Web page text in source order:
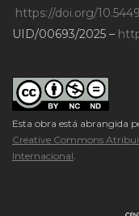
https://doi.org/
UID/00693/2025 –
Esta obra está abrangida
Creative Commons
Internacional